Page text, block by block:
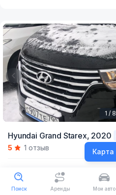
of
1 / 8
Hyundai Grand Starex, 2020
5
1 отзыв
от 6800 ₽ / сутки
Поиск Аренды Мои авто
Карта